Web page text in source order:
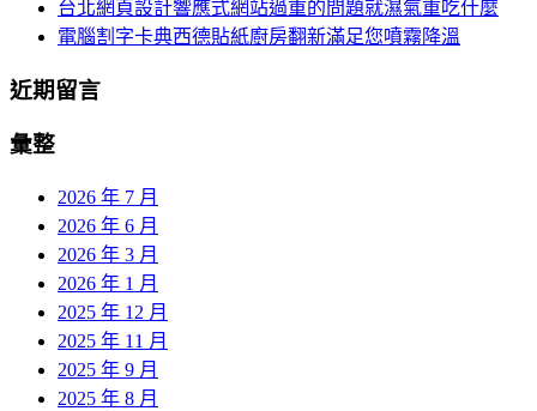
台北網頁設計響應式網站過重的問題就濕氣重吃什麼
電腦割字卡典西德貼紙廚房翻新滿足您噴霧降溫
近期留言
彙整
2026 年 7 月
2026 年 6 月
2026 年 3 月
2026 年 1 月
2025 年 12 月
2025 年 11 月
2025 年 9 月
2025 年 8 月